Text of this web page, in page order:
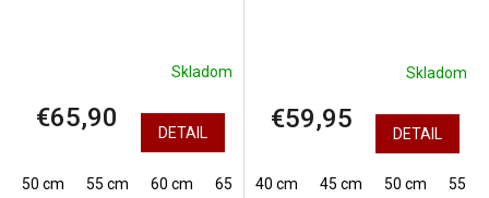
Skladom
€65,90 DETAIL
50 cm 55 cm 60 cm 65 cm 70 cm 75 cm 80 cm
Skladom
€59,95 DETAIL
40 cm 45 cm 50 cm 55